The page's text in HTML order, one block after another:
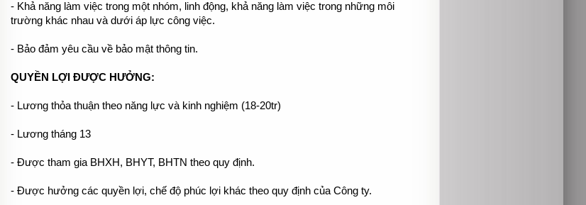
- Khả năng làm việc trong một nhóm, linh động, khả năng làm việc trong những môi
trường khác nhau và dưới áp lực công việc.
- Bảo đảm yêu cầu về bảo mật thông tin.
QUYỀN LỢI ĐƯỢC HƯỞNG:
- Lương thỏa thuận theo năng lực và kinh nghiệm (18-20tr)
- Lương tháng 13
- Được tham gia BHXH, BHYT, BHTN theo quy định.
- Được hưởng các quyền lợi, chế độ phúc lợi khác theo quy định của Công ty.